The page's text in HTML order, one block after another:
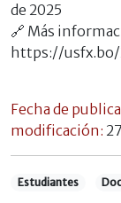
de 2025
🔗 Más
https://
Fecha de
modificación:
Estudiantes